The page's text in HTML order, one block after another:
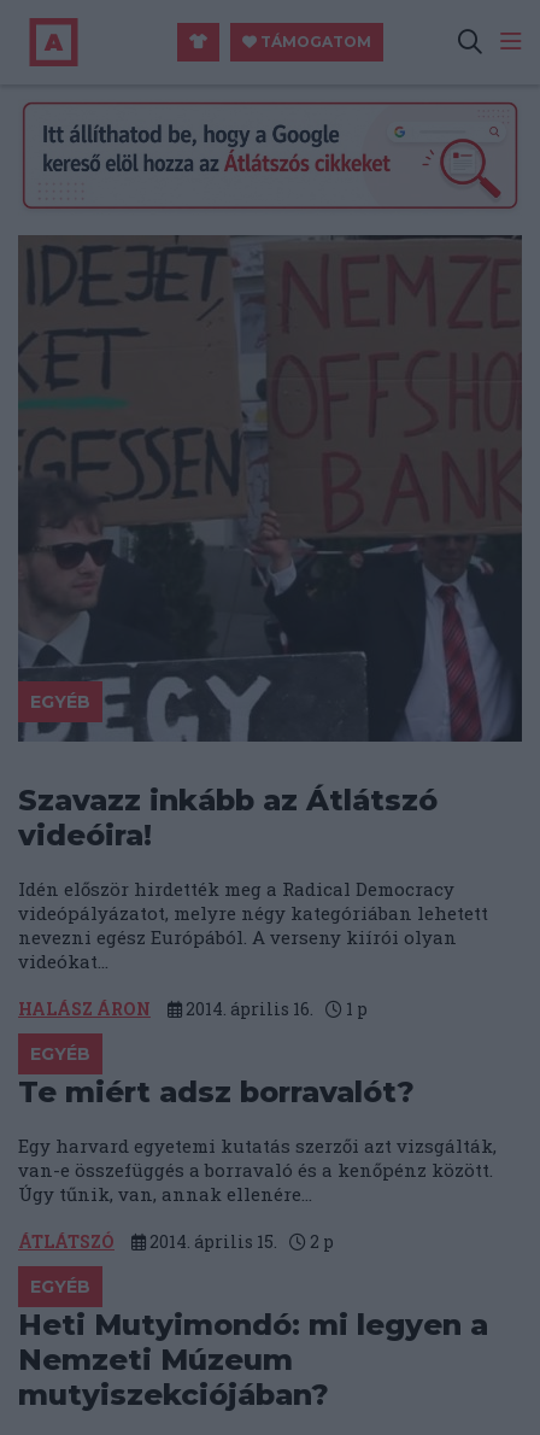
TÁMOGATOM
EGYÉB
Szavazz inkább az Átlátszó
videóira!
Idén először hirdették meg a Radical Democracy
videópályázatot, melyre négy kategóriában lehetett
nevezni egész Európából. A verseny kiírói olyan
videókat...
HALÁSZ ÁRON 2014. április 16. 1 p
EGYÉB
Te miért adsz borravalót?
Egy harvard egyetemi kutatás szerzői azt vizsgálták,
van-e összefüggés a borravaló és a kenőpénz között.
Úgy tűnik, van, annak ellenére...
ÁTLÁTSZÓ 2014. április 15. 2 p
EGYÉB
Heti Mutyimondó: mi legyen a
Nemzeti Múzeum
mutyiszekciójában?